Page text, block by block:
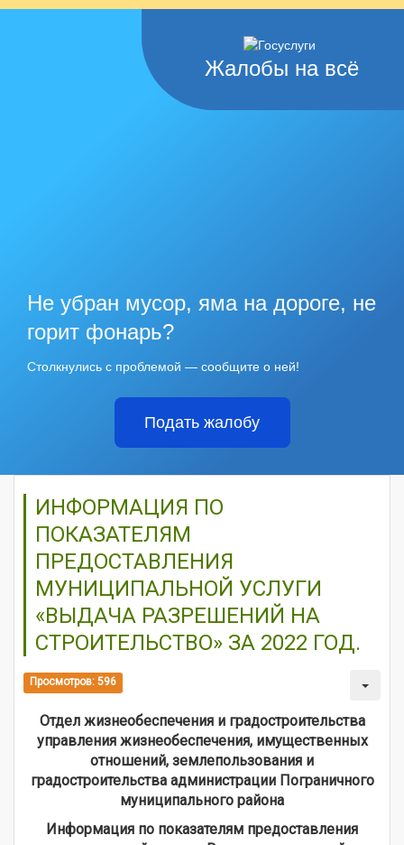
Жалобы на всё
Не убран мусор, яма на дороге, не
горит фонарь?
Столкнулись с проблемой — сообщите о ней!
Подать жалобу
ИНФОРМАЦИЯ ПО
ПОКАЗАТЕЛЯМ
ПРЕДОСТАВЛЕНИЯ
МУНИЦИПАЛЬНОЙ УСЛУГИ
«ВЫДАЧА РАЗРЕШЕНИЙ НА
СТРОИТЕЛЬСТВО» ЗА 2022 ГОД.
Просмотров: 596
Отдел жизнеобеспечения и градостроительства
управления жизнеобеспечения, имущественных
отношений, землепользования и
градостроительства администрации Пограничного
муниципального района
Информация по показателям предоставления